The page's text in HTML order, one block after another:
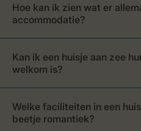
Hoe kan ik zien wat er
accommodatie?
Kan ik een huisje aan zee
welkom is?
Welke faciliteiten in een
beetje romantiek?